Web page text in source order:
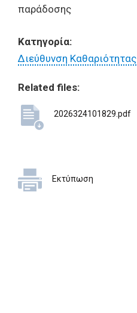
παράδοσης
Κατηγορία:
Διεύθυνση Καθαριότητας
Related files:
2026324101829.pdf
Εκτύπωση